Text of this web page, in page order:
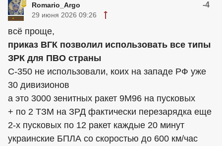
Romario_Argo -4
29 июня 2026 09:26
всё проще,
приказ ВГК позволил использовать все типы
ЗРК для ПВО страны
С-350 не использовали, коих на западе РФ уже
30 дивизионов
а это 3000 зенитных ракет 9М96 на пусковых
+ по 2 ТЗМ на ЗРД фактически перезарядка еще
2-х пусковых по 12 ракет каждые 20 минут
украинские БПЛА со скоростью до 600 км/час